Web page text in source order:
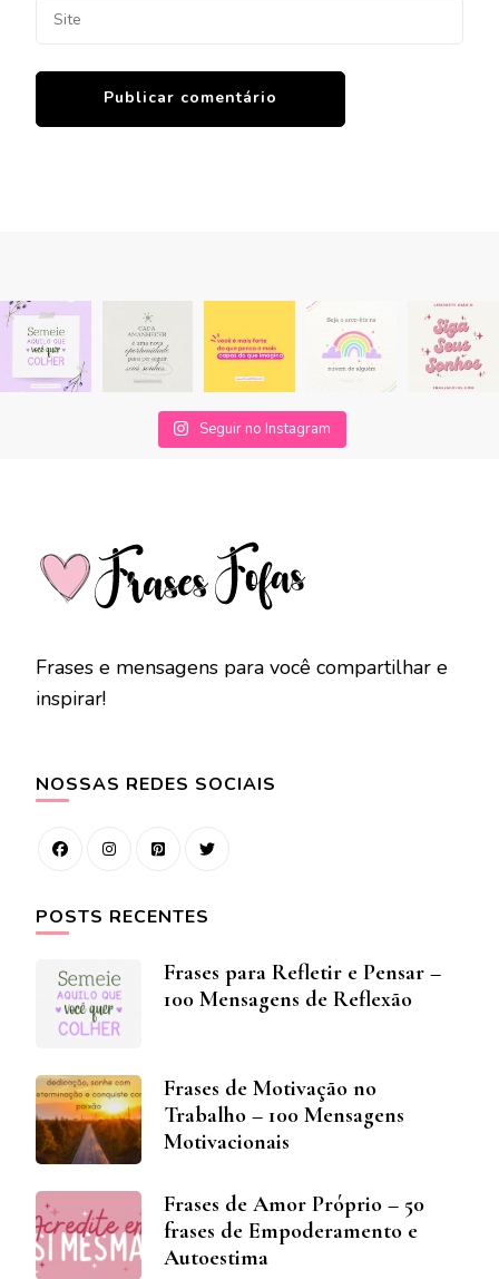
Seguir no Instagram
Frases e mensagens para você compartilhar e
inspirar!
NOSSAS REDES SOCIAIS
POSTS RECENTES
Frases para Refletir e Pensar –
100 Mensagens de Reflexão
Frases de Motivação no
Trabalho – 100 Mensagens
Motivacionais
Frases de Amor Próprio – 50
frases de Empoderamento e
Autoestima